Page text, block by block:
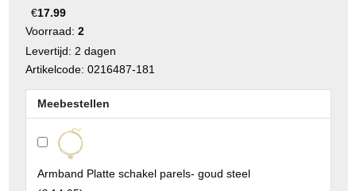
€17.99
Voorraad: 2
Levertijd: 2 dagen
Artikelcode: 0216487-181
Meebestellen
Armband Platte schakel parels- goud steel